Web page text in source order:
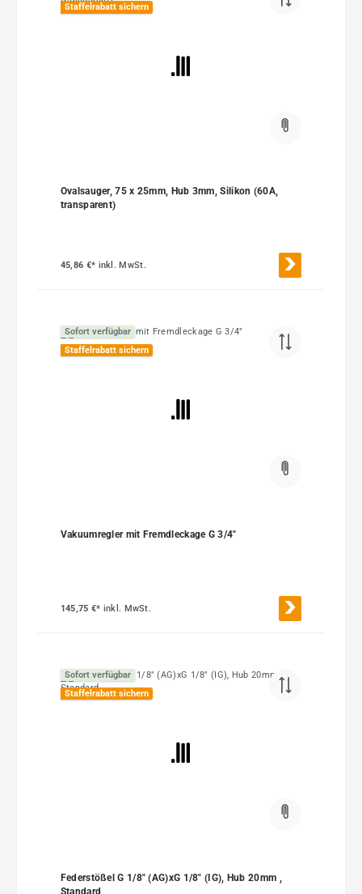
Staffelrabatt sichern
Ovalsauger, 75 x 25mm, Hub 3mm, Silikon (60A,
transparent)
45,86 €* inkl. MwSt.
Sofort verfügbar
Staffelrabatt sichern
Vakuumregler mit Fremdleckage G 3/4"
145,75 €* inkl. MwSt.
Sofort verfügbar
Staffelrabatt sichern
Federstößel G 1/8" (AG)xG 1/8" (IG), Hub 20mm ,
Standard